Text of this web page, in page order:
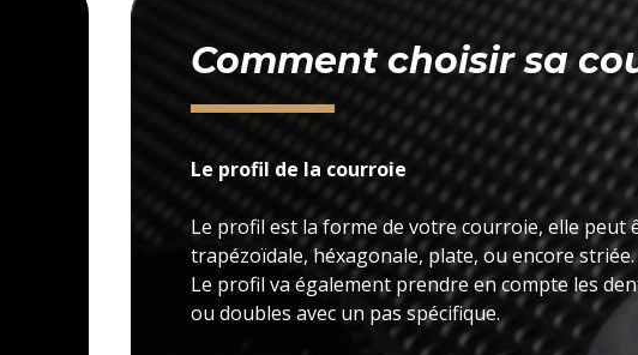
Comment choisir sa
Le profil de la courroie
Le profil est la forme de votre courroie, elle peut
trapézoïdale, héxagonale, plate, ou encore striée.
Le profil va également prendre en compte les
ou doubles avec un pas spécifique.